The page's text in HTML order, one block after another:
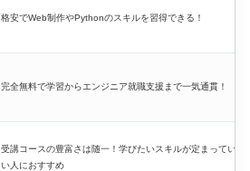
格安でWeb制作やPythonのスキルを習得できる！
完全無料で学習からエンジニア就職支援まで一気通貫！
受講コースの豊富さは随一！学びたいスキルが定まっていな
い人におすすめ